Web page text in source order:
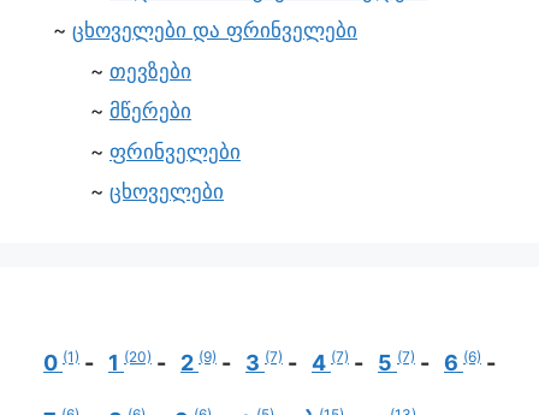
ცხოველები და ფრინველები
თევზები
მწერები
ფრინველები
ცხოველები
0 (1) 1 (20) 2 (9) 3 (7) 4 (7) 5 (7) 6 (6)